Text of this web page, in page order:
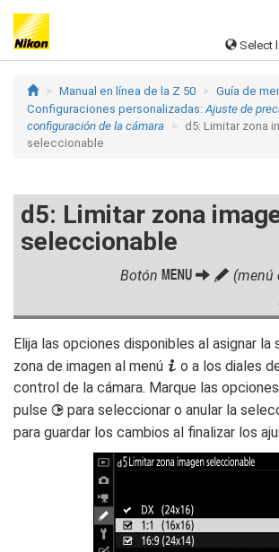
Select
Manual en línea de la Z 50 Guía de
Configuraciones personalizadas:Ajuste de
configuración de la cámara
d5: Limitar zona
seleccionable
d5: Limitar zona
seleccionable
Botón G A (menú
Elija las opciones disponibles al asignar la
zona de imagen al menú i o a los diales
control de la cámara. Marque las
pulse 2 para seleccionar o anular la
para guardar los cambios al finalizar los